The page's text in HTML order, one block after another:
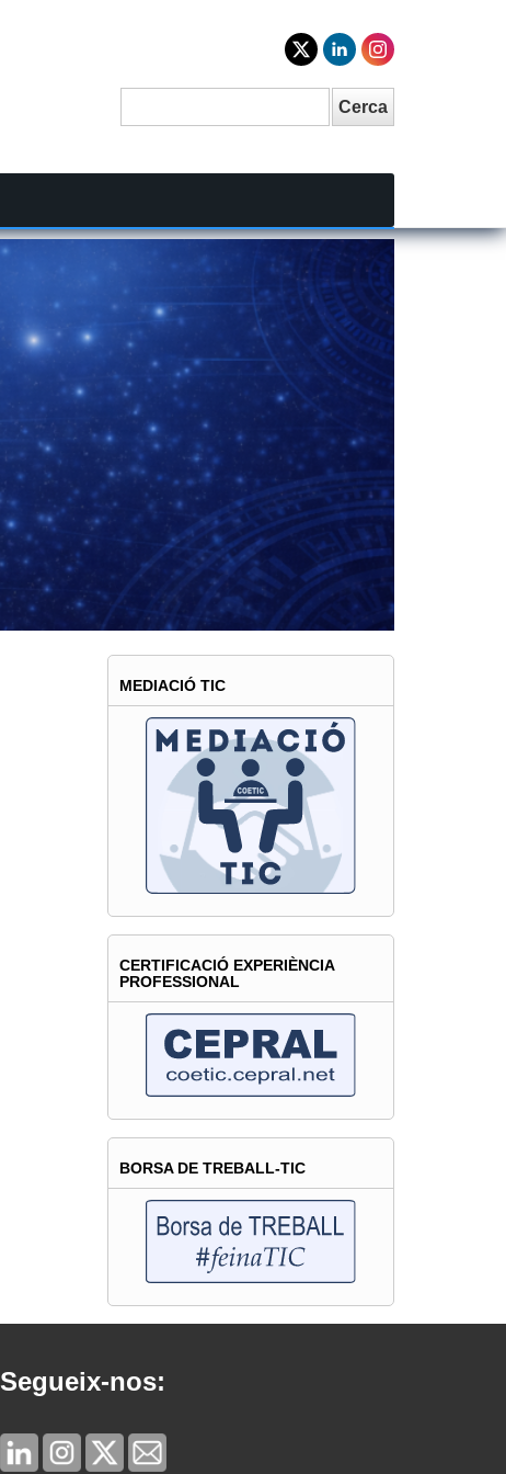
Cerca
MEDIACIÓ TIC
CERTIFICACIÓ EXPERIÈNCIA
PROFESSIONAL
BORSA DE TREBALL-TIC
Segueix-nos: